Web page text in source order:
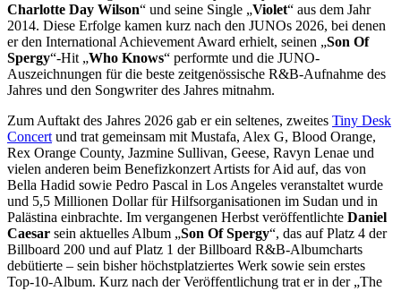
Charlotte Day Wilson“ und seine Single „Violet“ aus dem Jahr
2014. Diese Erfolge kamen kurz nach den JUNOs 2026, bei denen
er den International Achievement Award erhielt, seinen „Son Of
Spergy“-Hit „Who Knows“ performte und die JUNO-
Auszeichnungen für die beste zeitgenössische R&B-Aufnahme des
Jahres und den Songwriter des Jahres mitnahm.
Zum Auftakt des Jahres 2026 gab er ein seltenes, zweites Tiny Desk
Concert und trat gemeinsam mit Mustafa, Alex G, Blood Orange,
Rex Orange County, Jazmine Sullivan, Geese, Ravyn Lenae und
vielen anderen beim Benefizkonzert Artists for Aid auf, das von
Bella Hadid sowie Pedro Pascal in Los Angeles veranstaltet wurde
und 5,5 Millionen Dollar für Hilfsorganisationen im Sudan und in
Palästina einbrachte. Im vergangenen Herbst veröffentlichte Daniel
Caesar sein aktuelles Album „Son Of Spergy“, das auf Platz 4 der
Billboard 200 und auf Platz 1 der Billboard R&B-Albumcharts
debütierte – sein bisher höchstplatziertes Werk sowie sein erstes
Top-10-Album. Kurz nach der Veröffentlichung trat er in der „The